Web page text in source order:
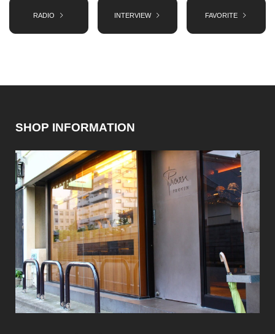
RADIO INTERVIEW FAVORITE
SHOP INFORMATION